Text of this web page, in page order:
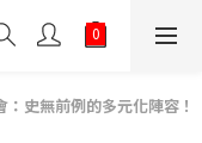
史無前例的多元化陣容！